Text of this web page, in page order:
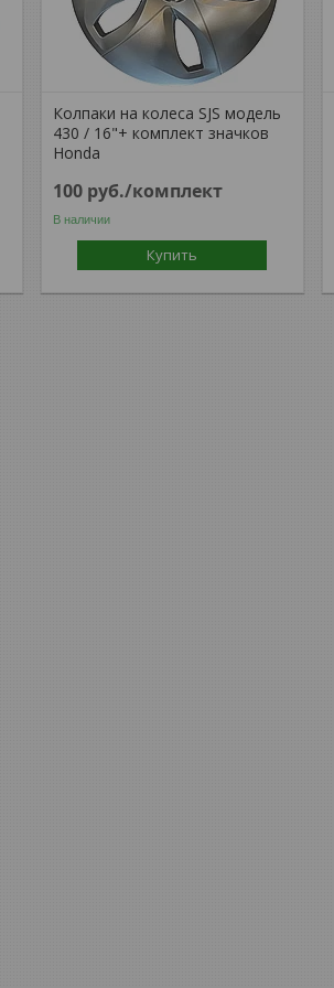
Колпаки на колеса SJS модель
430 / 16"+ комплект значков
Honda
100 руб./комплект
В наличии
Купить